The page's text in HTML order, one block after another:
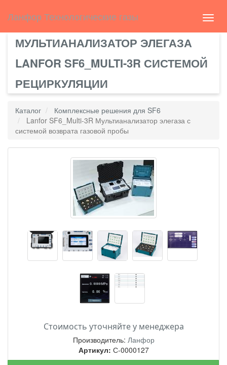
Ланфор Технологические газы
МУЛЬТИАНАЛИЗАТОР ЭЛЕГАЗА
LANFOR SF6_MULTI-3R СИСТЕМОЙ
РЕЦИРКУЛЯЦИИ
Каталог
Комплексные решения для SF6
Lanfor SF6_Multi-3R Мультианализатор элегаза с
системой возврата газовой пробы
Стоимость уточняйте у менеджера
Производитель: Ланфор
Артикул: С-0000127
english